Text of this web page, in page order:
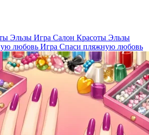
Игра Салон Красоты Эльзы
Игра Спаси пляжную любовь